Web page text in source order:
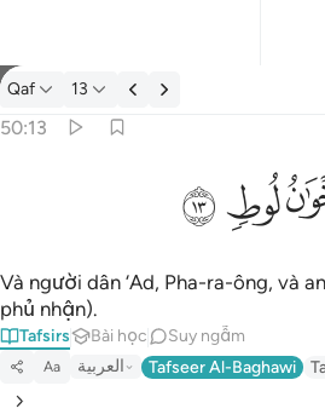
Tafsir: Qaf 50:13
Qaf 13
50:13
وَعَادٌۭ وَفِرْعَوْنُ وَإِخْوَٰنُ لُوطٍۢ ١٣
ﲶﲷ
Và người dân ‘Ad, Pha-ra-ông, và
phủ nhận).
Tafsirs Bài học Suy ngẫm
Aa العربية Tafseer Al-Baghawi